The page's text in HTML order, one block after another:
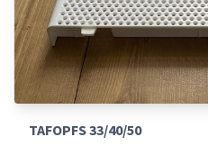
TAFOPFS 33/40/50